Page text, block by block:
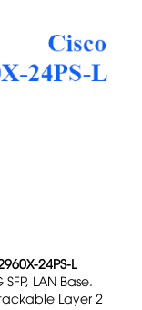
24PS-L
LAN Base.
Layer 2